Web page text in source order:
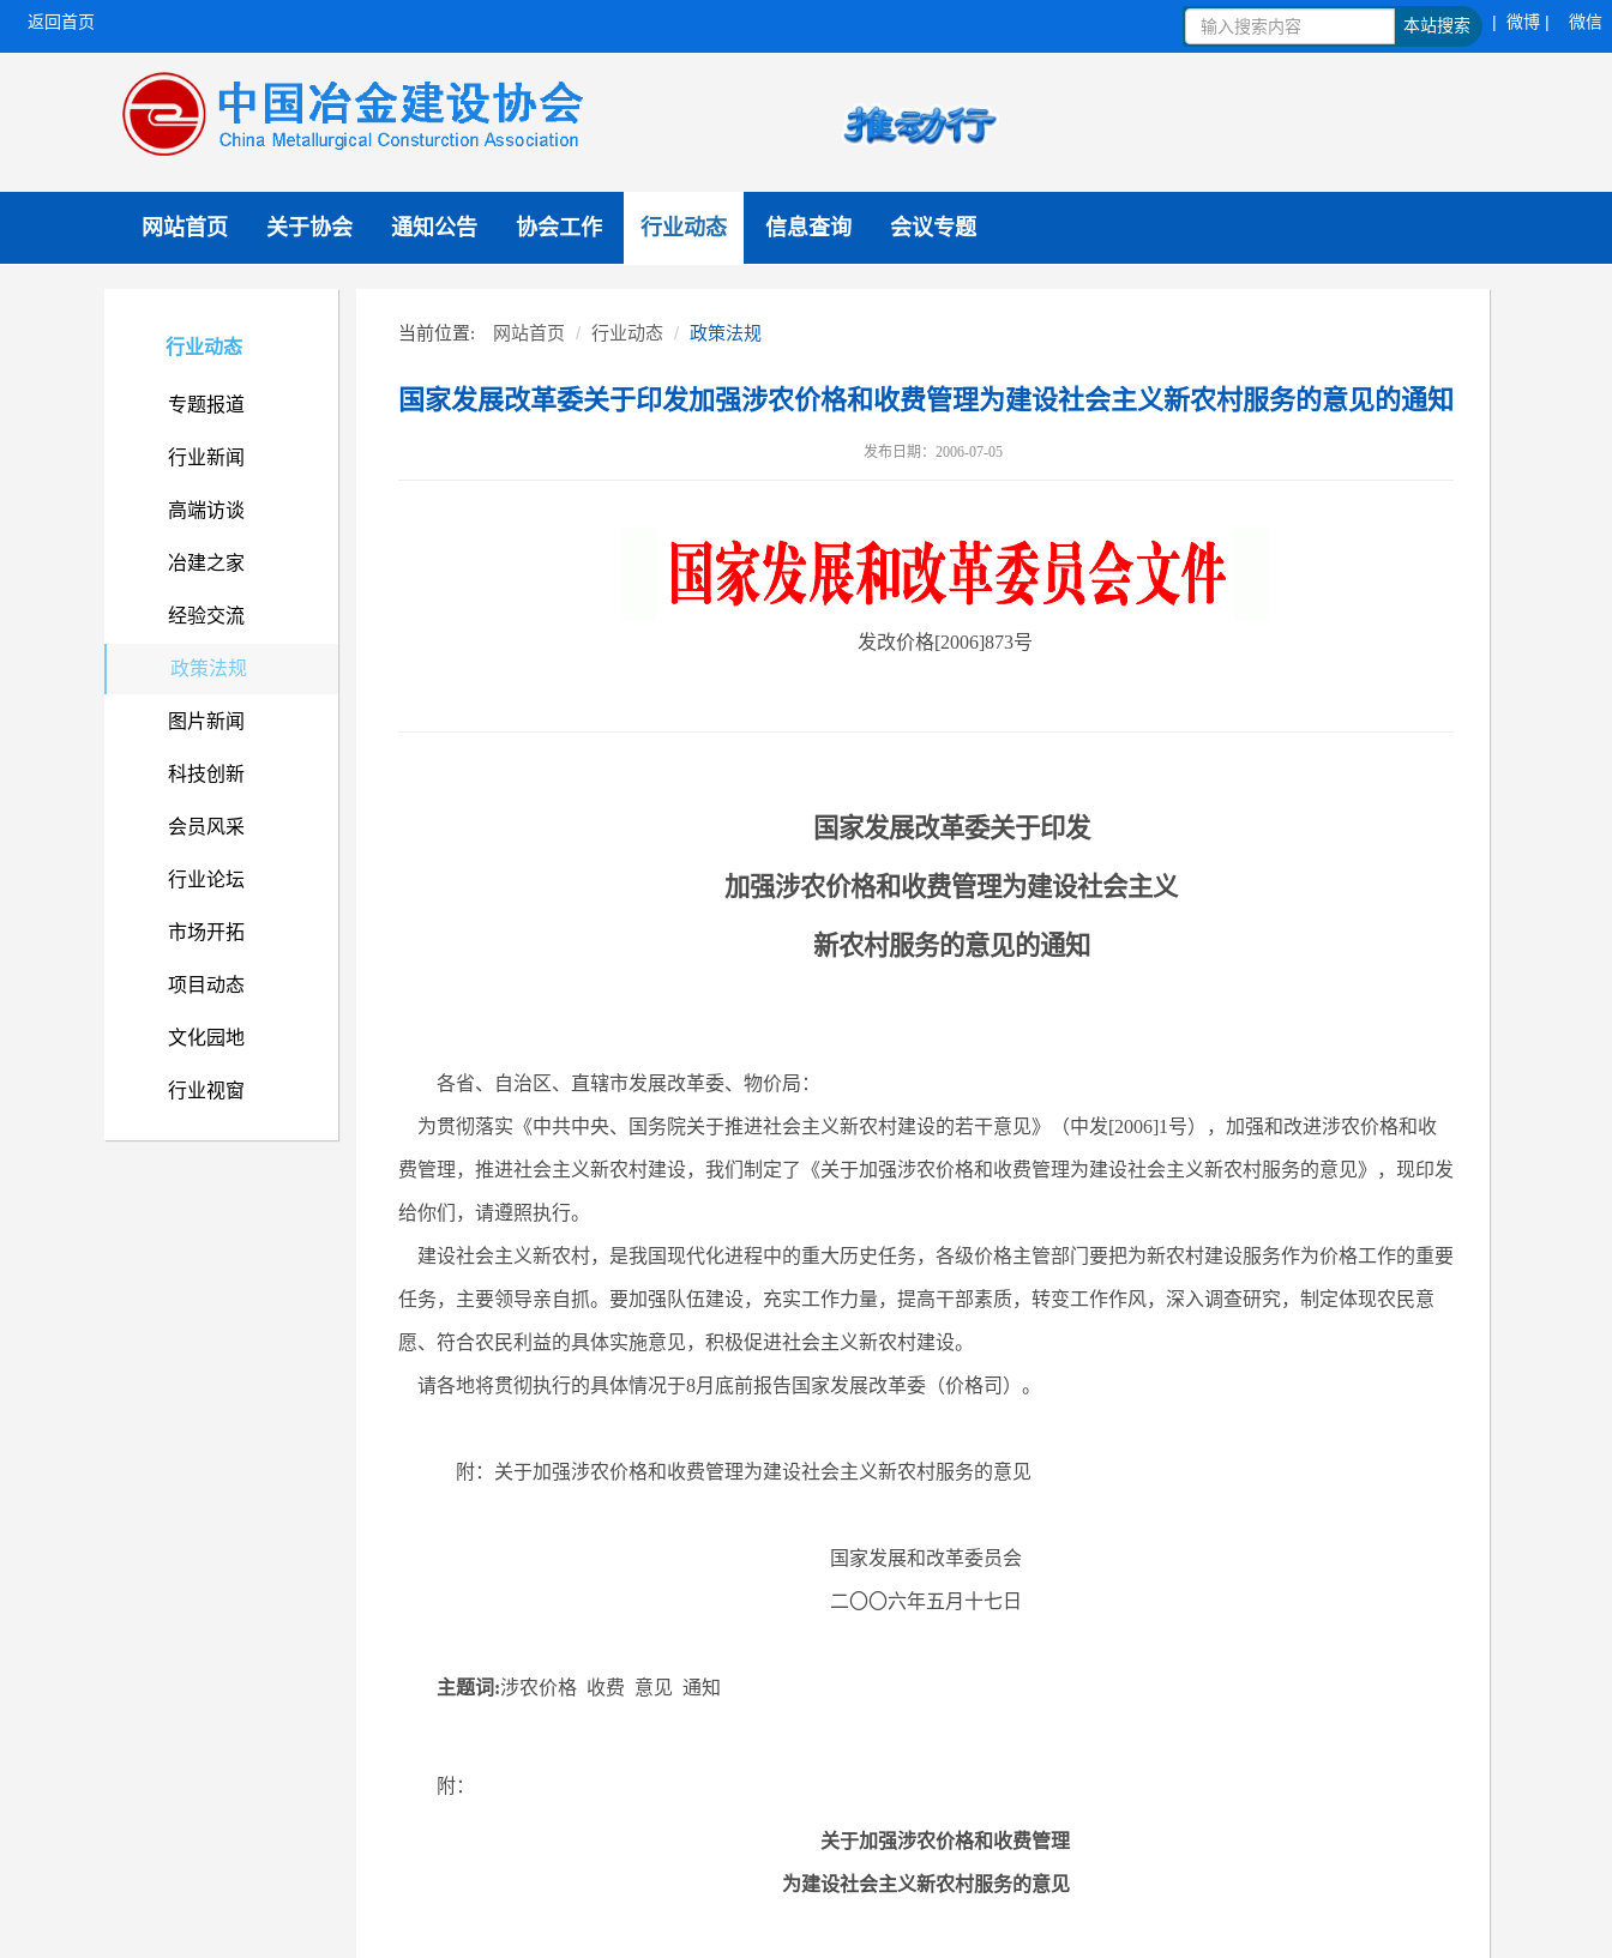
返回首页 本站搜索 | 微博 | 微信
网站首页 关于协会 通知公告 协会工作 行业动态 信息查询 会议专题
行业动态
专题报道
行业新闻
高端访谈
冶建之家
经验交流
政策法规
图片新闻
科技创新
会员风采
行业论坛
市场开拓
项目动态
文化园地
行业视窗
当前位置: 网站首页 行业动态 政策法规
国家发展改革委关于印发加强涉农价格和收费管理为建设社会主义新农村服务的意见的通知
发布日期：2006-07-05
发改价格[2006]873号
国家发展改革委关于印发
加强涉农价格和收费管理为建设社会主义
新农村服务的意见的通知
各省、自治区、直辖市发展改革委、物价局：
为贯彻落实《中共中央、国务院关于推进社会主义新农村建设的若干意见》（中发[2006]1号），加强和改进涉农价格和收
费管理，推进社会主义新农村建设，我们制定了《关于加强涉农价格和收费管理为建设社会主义新农村服务的意见》，现印发
给你们，请遵照执行。
建设社会主义新农村，是我国现代化进程中的重大历史任务，各级价格主管部门要把为新农村建设服务作为价格工作的重要
任务，主要领导亲自抓。要加强队伍建设，充实工作力量，提高干部素质，转变工作作风，深入调查研究，制定体现农民意
愿、符合农民利益的具体实施意见，积极促进社会主义新农村建设。
请各地将贯彻执行的具体情况于8月底前报告国家发展改革委（价格司）。
附：关于加强涉农价格和收费管理为建设社会主义新农村服务的意见
国家发展和改革委员会
二〇〇六年五月十七日
主题词:涉农价格 收费 意见 通知
附：
关于加强涉农价格和收费管理
为建设社会主义新农村服务的意见